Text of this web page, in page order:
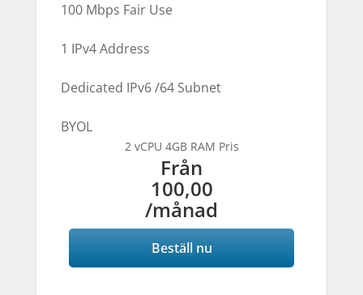
100 Mbps Fair Use
1 IPv4 Address
Dedicated IPv6 /64 Subnet
BYOL
2 vCPU 4GB RAM Pris
Från
100,00
/månad
Beställ nu